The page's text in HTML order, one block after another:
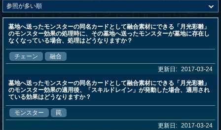
墓地へ送ったモンスターの同名カードとして融合素材にできる「月光彩雛」
のモンスター効果の処理時に、その墓地へ送ったモンスターが墓地に存在し
なくなっている場合、処理はどうなりますか？
チェーン
融合
更新日: 2017-03-24
墓地へ送ったモンスターの同名カードとして融合素材にできる「月光彩雛」
のモンスター効果の適用後、「スキルドレイン」が発動した場合、適用され
ている効果はどうなりますか？
モンスター
罠
更新日: 2017-03-24